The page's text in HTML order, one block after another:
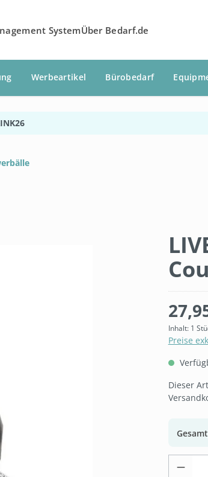
SystemÜber Bedarf.de
Werbeartikel Bürobedarf
Inhalt: 1
Preise
Dieser